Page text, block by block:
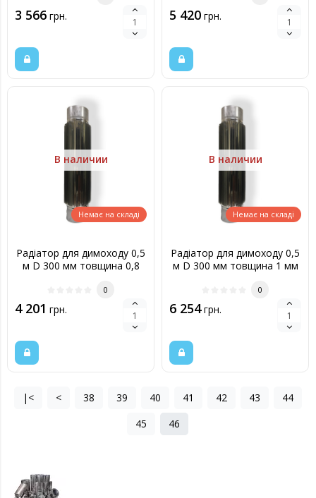
3 566 грн. 5 420 грн.
Немає на складі
В наличии
Радіатор для димоходу 0,5
м D 300 мм товщина 0,8
0
4 201 грн.
Немає на складі
В наличии
Радіатор для димоходу 0,5
м D 300 мм товщина 1 мм
0
6 254грн.
|< < 38 39 40 41 42 43
44
45
46